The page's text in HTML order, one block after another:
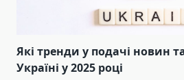
Які тренди у подачі новин
Україні у 2025 році